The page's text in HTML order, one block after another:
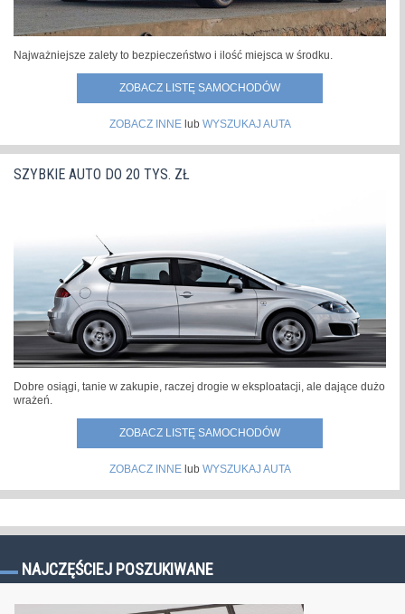
Najważniejsze zalety to bezpieczeństwo i ilość miejsca w środku.
ZOBACZ LISTĘ SAMOCHODÓW
ZOBACZ INNElub WYSZUKAJ AUTA
SZYBKIE AUTO DO 20 TYS. ZŁ
Dobre osiągi, tanie w zakupie, raczej drogie w eksploatacji, ale dające dużo
wrażeń.
ZOBACZ LISTĘ SAMOCHODÓW
ZOBACZ INNElub WYSZUKAJ AUTA
NAJCZĘŚCIEJ POSZUKIWANE